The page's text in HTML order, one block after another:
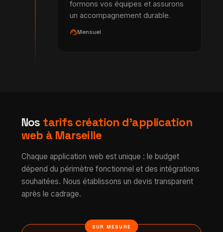
formons vos équipes et assurons
un accompagnement durable.
support_agentMensuel
Nos tarifs création d'application
web à Marseille
Chaque application web est unique : le budget
dépend du périmètre fonctionnel et des intégrations
souhaitées. Nous établissons un devis transparent
après le cadrage.
SUR MESURE